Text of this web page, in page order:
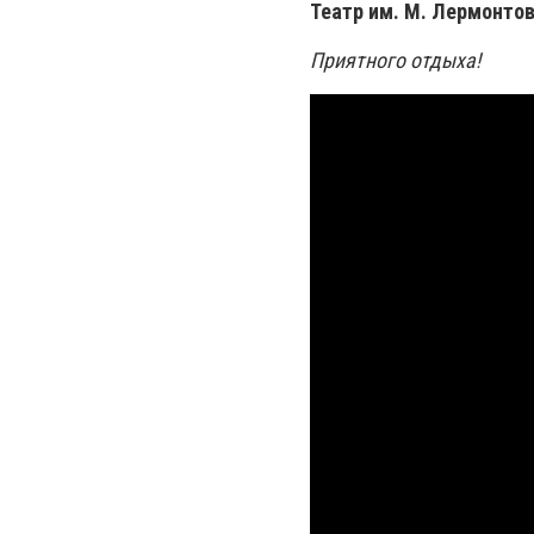
Театр им. М.
Приятного отдыха!